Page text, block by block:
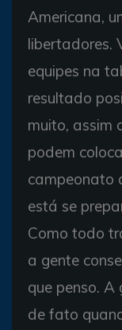
Americana,
libertadores.
equipes na
resultado
muito, assim
podem
campeonato
está se
Como todo
a gente
que penso. A
de fato